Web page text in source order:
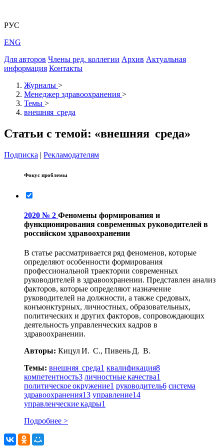
РУС
ENG
Для авторов Члены ред. коллегии Архив Актуальная
информация Контакты
Журналы >
Менеджер здравоохранения >
Темы >
внешняя среда
Статьи с темой: «внешняя среда»
Подписка | Рекламодателям
Фокус проблемы
2020 № 2 Феномены формирования и
функционирования современных руководителей в
российском здравоохранении
В статье рассматривается ряд феноменов, которые
определяют особенности формирования
профессиональной траектории современных
руководителей в здравоохранении. Представлен анализ
факторов, которые определяют назначение
руководителей на должности, а также средовых,
конъюнктурных, личностных, образовательных,
политических и других факторов, сопровождающих
деятельность управленческих кадров в
здравоохранении.
Авторы: Кицул И. С., Пивень Д. В.
Темы: внешняя среда1 квалификация8
компетентность3 личностные качества1
политическое окружение1 руководитель6 система
здравоохранения13 управление14
управленческие кадры1
Подробнее >